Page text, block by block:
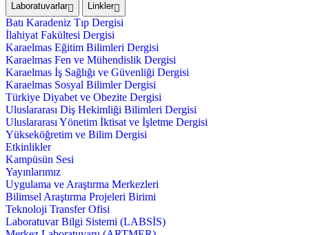
Laboratuvarlar
Linkler
Batı Karadeniz Tıp Dergisi
İlahiyat Fakültesi Dergisi
Karaelmas Eğitim Bilimleri Dergisi
Karaelmas Fen ve Mühendislik Dergisi
Karaelmas İş Sağlığı ve Güvenliği Dergisi
Karaelmas Sosyal Bilimler Dergisi
Türkiye Diyabet ve Obezite Dergisi
Uluslararası Diş Hekimliği Bilimleri Dergisi
Uluslararası Yönetim İktisat ve İşletme Dergisi
Yükseköğretim ve Bilim Dergisi
Etkinlikler
Kampüsün Sesi
Yayınlarımız
Uygulama ve Araştırma Merkezleri
Bilimsel Araştırma Projeleri Birimi
Teknoloji Transfer Ofisi
Laboratuvar Bilgi Sistemi (LABSİS)